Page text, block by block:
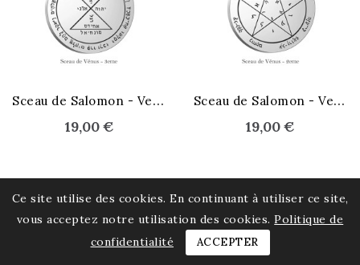
S
ceau de Salomon - Venus 3e
19,00 €
S
ceau de Salomon - Venus 2e
19,00 €
Ce site utilise des cookies. En continuant à utiliser ce site,
vous acceptez notre utilisation des cookies. Politique de
confidentialité
ACCEPTER